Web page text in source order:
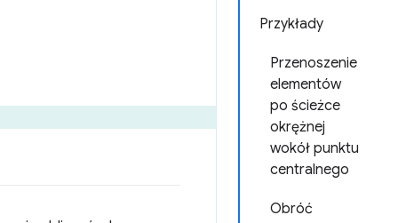
Przykłady
Przenoszenie
elementów
po ścieżce
okrężnej
wokół punktu
centralnego
Obróć